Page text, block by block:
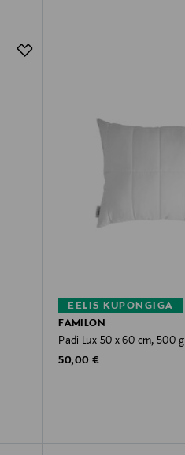
EELIS KUPONGIGA
FAMILON
Padi Lux 50 x 60 cm, 500 g
Original Price
50,00 €